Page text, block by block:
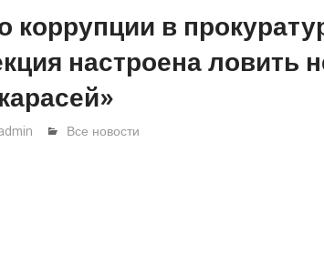
коррупции в
настроена ловить
Все новости